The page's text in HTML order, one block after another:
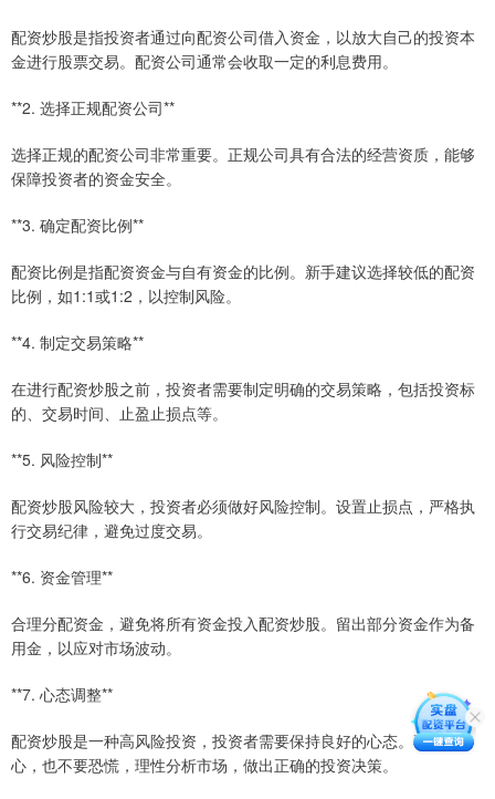
配资炒股是指投资者通过向配资公司借入资金，以放大自己的投资本
金进行股票交易。配资公司通常会收取一定的利息费用。
**2. 选择正规配资公司**
选择正规的配资公司非常重要。正规公司具有合法的经营资质，能够
保障投资者的资金安全。
**3. 确定配资比例**
配资比例是指配资资金与自有资金的比例。新手建议选择较低的配资
比例，如1:1或1:2，以控制风险。
**4. 制定交易策略**
在进行配资炒股之前，投资者需要制定明确的交易策略，包括投资标
的、交易时间、止盈止损点等。
**5. 风险控制**
配资炒股风险较大，投资者必须做好风险控制。设置止损点，严格执
行交易纪律，避免过度交易。
**6. 资金管理**
合理分配资金，避免将所有资金投入配资炒股。留出部分资金作为备
用金，以应对市场波动。
**7. 心态调整**
配资炒股是一种高风险投资，投资者需要保持良好的心态。不要贪
心，也不要恐慌，理性分析市场，做出正确的投资决策。